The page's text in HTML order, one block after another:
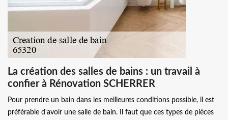
La création des salles de bains : un travail à
confier à Rénovation SCHERRER
Pour prendre un bain dans les meilleures conditions possible, il est
préférable d'avoir une salle de bain. Il faut que ces types de pièces